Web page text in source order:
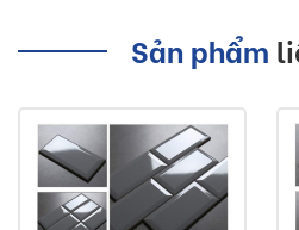
với thực tế do công nghệ
Đơn giá trên chưa bao gồm
mãi.
Sản phẩm